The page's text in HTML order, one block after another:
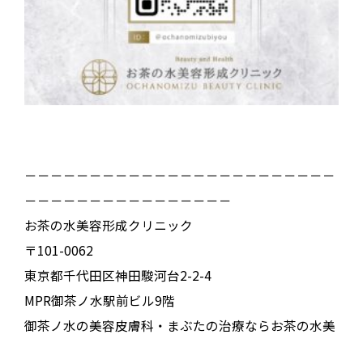
－－－－－－－－－－－－－－－－－－－－－－－－
－－－－－－－－－－－－－－－－
お茶の水美容形成クリニック
〒101-0062
東京都千代田区神田駿河台2-2-4
MPR御茶ノ水駅前ビル9階
御茶ノ水の美容皮膚科・まぶたの治療ならお茶の水美